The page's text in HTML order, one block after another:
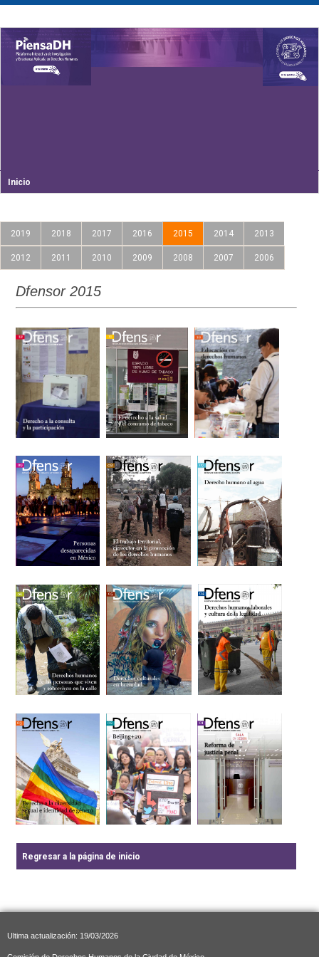
Inicio
2019 2018 2017 2016 2015 2014 2013
2012 2011 2010 2009 2008 2007 2006
Dfensor 2015
Regresar a la página de inicio
Ultima actualización: 19/03/2026